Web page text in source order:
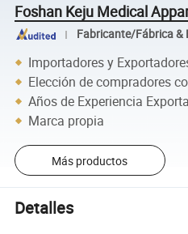
Foshan Keju Medical
Fabricante/Fábrica &
Importadores y
Elección de compradores
Años de Experiencia
Marca propia
Más productos
Detalles